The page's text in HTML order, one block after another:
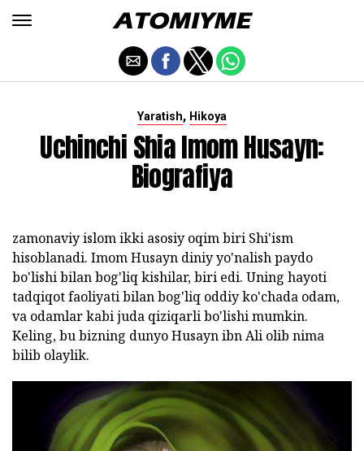
Yaratish, Hikoya
Uchinchi Shia Imom Husayn:
Biografiya
zamonaviy islom ikki asosiy oqim biri Shi'ism
hisoblanadi. Imom Husayn diniy yo'nalish paydo
bo'lishi bilan bog'liq kishilar, biri edi. Uning hayoti
tadqiqot faoliyati bilan bog'liq oddiy ko'chada odam,
va odamlar kabi juda qiziqarli bo'lishi mumkin.
Keling, bu bizning dunyo Husayn ibn Ali olib nima
bilib olaylik.